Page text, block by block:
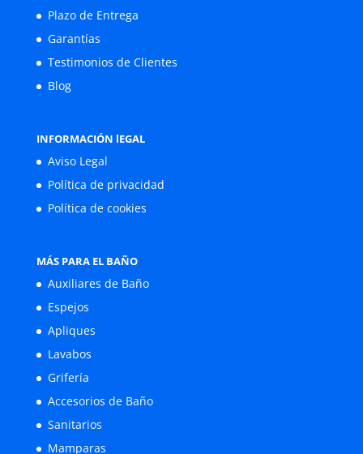
Plazo de Entrega
Garantías
Testimonios de Clientes
Blog
INFORMACIÓN lEGAL
Aviso Legal
Política de privacidad
Política de cookies
MÁS PARA EL BAÑO
Auxiliares de Baño
Espejos
Apliques
Lavabos
Grifería
Accesorios de Baño
Sanitarios
Mamparas